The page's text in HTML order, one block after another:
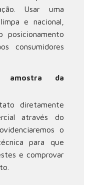
Usar uma
e nacional,
posicionamento
consumidores
amostra da
diretamente
através do
o
para que
e comprovar